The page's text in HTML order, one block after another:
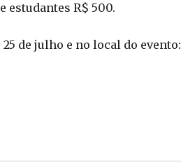
estudantes R$ 500.
de julho e no local do evento: